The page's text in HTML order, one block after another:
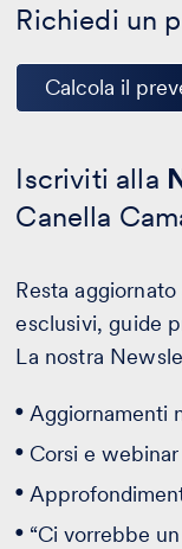
Richiedi un
Calcola il
Iscriviti alla
Canella
Resta
esclusivi, guide
La nostra
Aggiornamenti
Corsi e
“Ci vorrebbe